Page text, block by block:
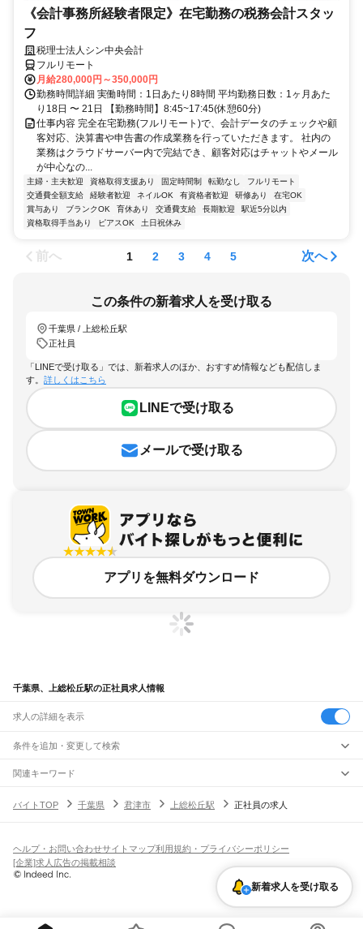
《会計事務所経験者限定》在宅勤務の税務会計スタッ
フ
税理士法人シン中央会計
フルリモート
月給280,000円～350,000円
勤務時間詳細 実働時間：1日あたり8時間 平均勤務日数：1ヶ月あた
り18日 〜 21日 【勤務時間】8:45~17:45(休憩60分)
仕事内容 完全在宅勤務(フルリモート)で、会計データのチェックや顧
客対応、決算書や申告書の作成業務を行っていただきます。 社内の
業務はクラウドサーバー内で完結でき、顧客対応はチャットやメール
が中心なの...
主婦・主夫歓迎 資格取得支援あり 固定時間制 転勤なし
フルリモート
交通費全額支給
経験者歓迎 ネイルOK 有資格者歓迎 研修あり
在宅OK
賞与あり
ブランクOK 育休あり 交通費支給 長期歓迎
駅近5分以内
資格取得手当あり
ピアスOK 土日祝休み
前へ 1 2 3 4 5 次へ
この条件の新着求人を受け取る
千葉県 / 上総松丘駅
正社員
「LINEで受け取る」では、新着求人のほか、おすすめ情報なども配信しま
す。 詳しくはこちら
LINEで受け取る
メールで受け取る
アプリを無料ダウンロード
千葉県、上総松丘駅の正社員求人情報
求人の詳細を表示
条件を追加・変更して検索
市区町村を追加・変更
千葉県すべて
銚子市市川市船橋市館山市木更津市松戸市野田市茂原市成田市佐倉市
旭市習志野市柏市勝浦市 八千代市我孫子市鴨川市鎌ケ谷市
印西市 白井市富里市 南房総市
印旛郡 香取郡
駅を追加・変更
南流山駅新松戸駅 新八柱駅東松戸駅市川大野駅船橋法典駅 西船橋駅
JR中央・総武線
市川駅 本八幡駅 東船橋駅 津田沼駅幕張本郷駅
幕張駅
飲食・フードサービス
飲食・フードサービス
ホールスタッフ
皿洗い・洗い場精肉・鮮魚加工
バー（BAR）・バーテンダー
飲食店（店長・マネージャー）
特徴を追加・変更
人気
髪型・髪色自由ひげOKネイルOK
留学生・外国人活躍中
関連キーワード
バイトTOP
千葉県 君津市 上総松丘駅 正社員の求人
新着求人を受け取る
ヘルプ・お問い合わせサイトマップ利用規約・プライバシーポリシー
[企業]求人広告の掲載相談